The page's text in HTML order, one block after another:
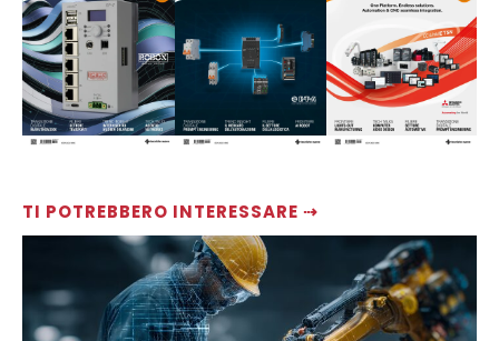
TI POTREBBERO INTERESSARE ⇢